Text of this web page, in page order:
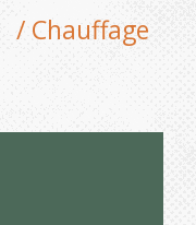
/ Chauffage